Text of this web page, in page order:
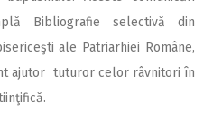
Bibliografie selectivă din
ale Patriarhiei Române,
ajutor tuturor celor râvnitori în